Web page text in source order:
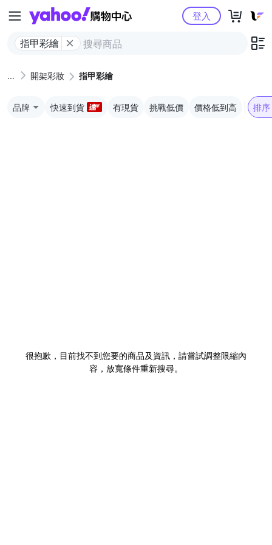
Yahoo購物中心
指甲彩繪
登入
開架彩妝 指甲彩繪
品牌 快速到貨 有現貨 挑戰低價 價格低到高 排序
很抱歉，目前找不到您要的商品及資訊，請嘗試調整限縮內
容，放寬條件重新搜尋。